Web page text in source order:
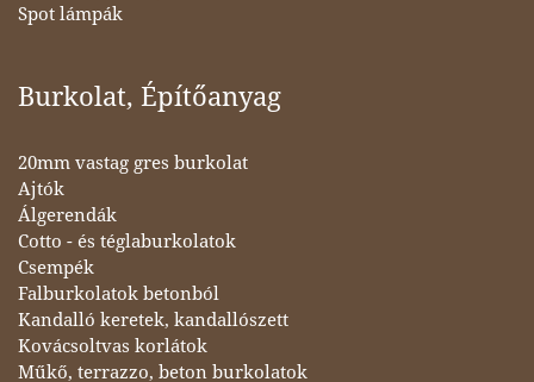
Spot lámpák
Burkolat, Építőanyag
20mm vastag gres burkolat
Ajtók
Álgerendák
Cotto - és téglaburkolatok
Csempék
Falburkolatok betonból
Kandalló keretek, kandallószett
Kovácsoltvas korlátok
Műkő, terrazzo, beton burkolatok